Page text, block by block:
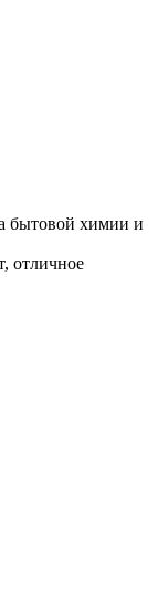
бытовой химии и
отличное